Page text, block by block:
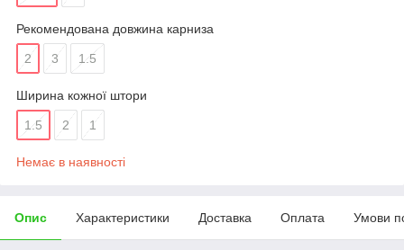
Рекомендована довжина карниза
2 3 1.5
Ширина кожної штори
1.5 2 1
Немає в наявності
Опис Характеристики Доставка Оплата Умови